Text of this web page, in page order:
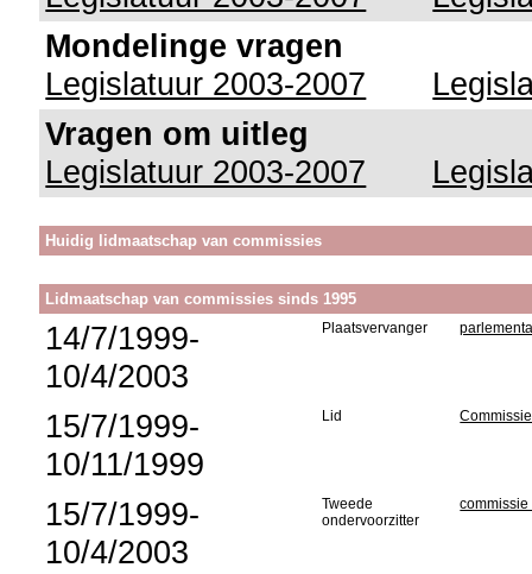
Mondelinge vragen
Legislatuur 2003-2007
Vragen om uitleg
Legislatuur 2003-2007
Huidig lidmaatschap van commissies
Lidmaatschap van commissies sinds 1995
14/7/1999-
10/4/2003
Plaatsvervanger
15/7/1999-
10/11/1999
Lid
15/7/1999-
10/4/2003
Tweede
ondervoorzitter